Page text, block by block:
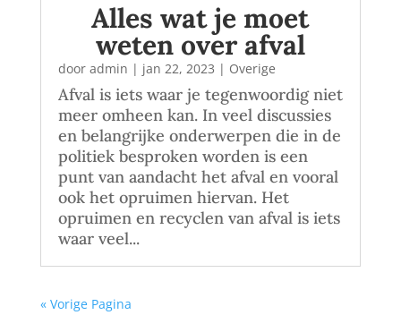
Alles wat je moet
weten over afval
door admin | jan 22, 2023 | Overige
Afval is iets waar je tegenwoordig niet
meer omheen kan. In veel discussies
en belangrijke onderwerpen die in de
politiek besproken worden is een
punt van aandacht het afval en vooral
ook het opruimen hiervan. Het
opruimen en recyclen van afval is iets
waar veel...
« Vorige Pagina